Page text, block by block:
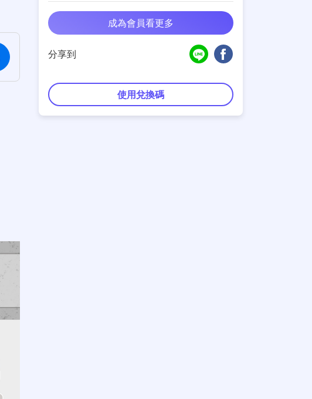
成為會員看更多
分享到
使用兌換碼